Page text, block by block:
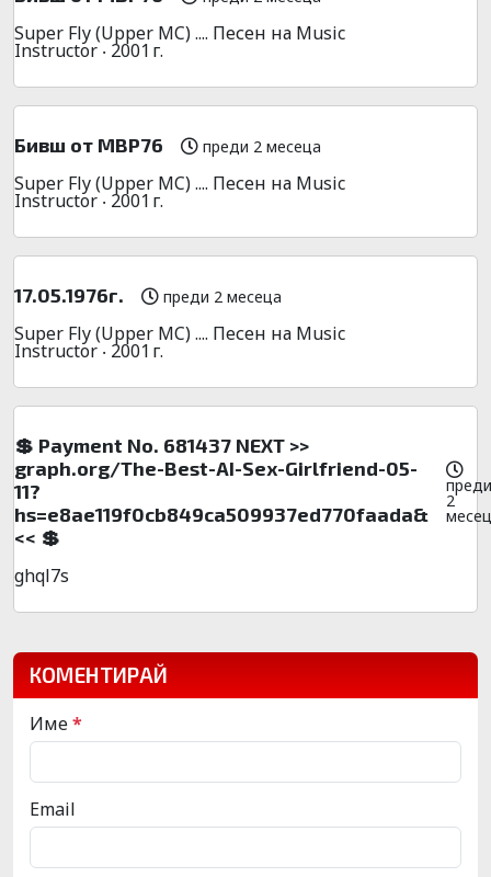
Super Fly (Upper MC) .... Песен на Music
Instructor ‧ 2001 г.
Бивш от МВР76 преди 2 месеца
Super Fly (Upper MC) .... Песен на Music
Instructor ‧ 2001 г.
17.05.1976г. преди 2 месеца
Super Fly (Upper MC) .... Песен на Music
Instructor ‧ 2001 г.
💲 Payment No. 681437 NEXT >>
graph.org/The-Best-AI-Sex-Girlfriend-05-
11?
hs=e8ae119f0cb849ca509937ed770faada&
<< 💲
преди
2
ghql7s
КОМЕНТИРАЙ
Име*
Email